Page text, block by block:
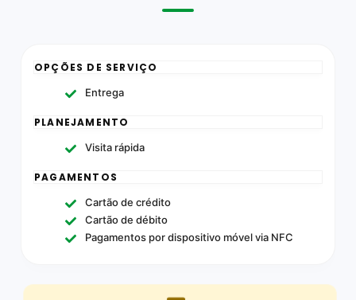
OPÇÕES DE SERVIÇO
Entrega
PLANEJAMENTO
Visita rápida
PAGAMENTOS
Cartão de crédito
Cartão de débito
Pagamentos por dispositivo móvel via NFC